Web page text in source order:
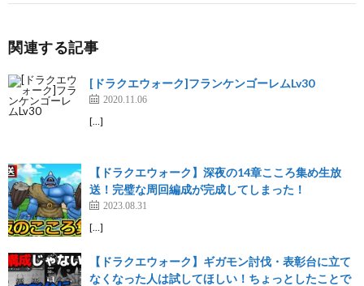
関連する記事
[ドラクエウォーク]フランケンゴーレムLv30
2020.11.06
[…]
【ドラクエウォーク】深夜の14章こころ集め生放
送！完璧な周回編成が完成してしまった！
2023.08.31
[…]
【ドラクエウォーク】ギガモン討伐・表彰台に立て
なくなった人は試してほしい！ちょっとしたことで